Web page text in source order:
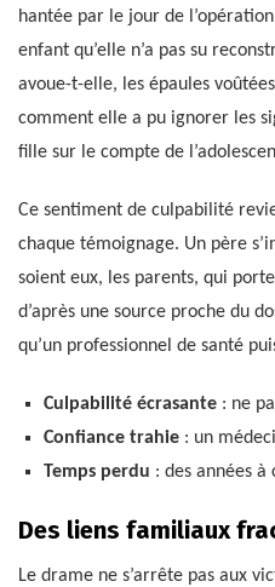
hantée par le jour de
enfant qu’elle n’a pas su
avoue-t-elle, les épaules
comment elle a pu ignorer les
fille sur le compte de
Ce sentiment de culpabilité
chaque témoignage. Un père
soient eux, les parents, qui
d’après une source proche du
qu’un professionnel de santé
Culpabilité écrasante: ne
Confiance trahie: un
Temps perdu : des années à
Des liens familiaux
Le drame ne s’arrête pas aux